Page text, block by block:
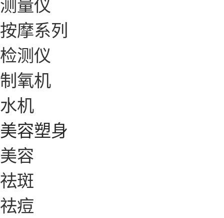
按摩系列
检测仪
制氧机
水机
美容塑身
美容
祛斑
祛痘